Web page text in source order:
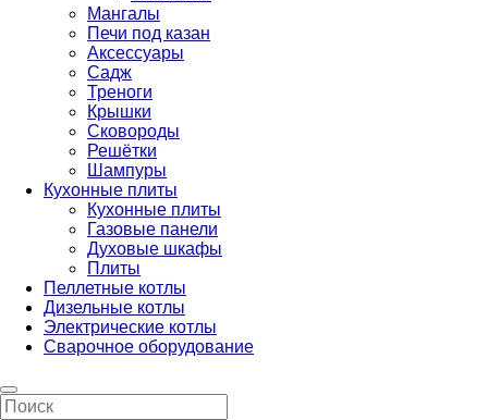
Мангалы
Печи под казан
Аксессуары
Садж
Треноги
Крышки
Сковороды
Решётки
Шампуры
Кухонные плиты
Кухонные плиты
Газовые панели
Духовые шкафы
Плиты
Пеллетные котлы
Дизельные котлы
Электрические котлы
Сварочное оборудование